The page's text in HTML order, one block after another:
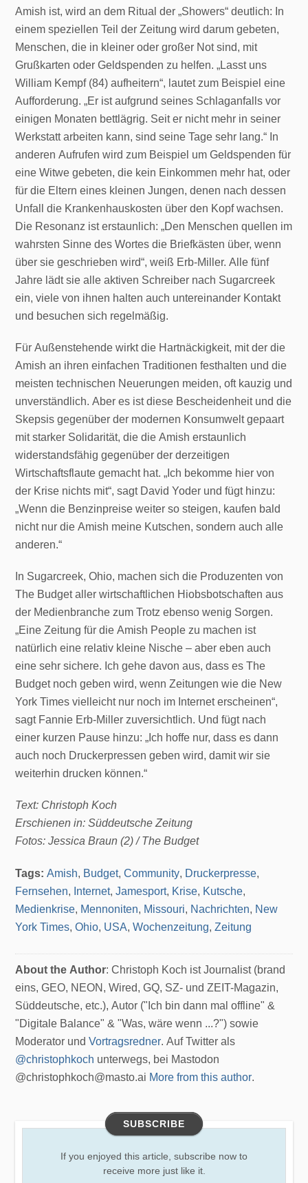
Amish ist, wird an dem Ritual der „Showers“ deutlich: In
einem speziellen Teil der Zeitung wird darum gebeten,
Menschen, die in kleiner oder großer Not sind, mit
Grußkarten oder Geldspenden zu helfen. „Lasst uns
William Kempf (84) aufheitern“, lautet zum Beispiel eine
Aufforderung. „Er ist aufgrund seines Schlaganfalls vor
einigen Monaten bettlägrig. Seit er nicht mehr in seiner
Werkstatt arbeiten kann, sind seine Tage sehr lang.“ In
anderen Aufrufen wird zum Beispiel um Geldspenden für
eine Witwe gebeten, die kein Einkommen mehr hat, oder
für die Eltern eines kleinen Jungen, denen nach dessen
Unfall die Krankenhauskosten über den Kopf wachsen.
Die Resonanz ist erstaunlich: „Den Menschen quellen im
wahrsten Sinne des Wortes die Briefkästen über, wenn
über sie geschrieben wird“, weiß Erb-Miller. Alle fünf
Jahre lädt sie alle aktiven Schreiber nach Sugarcreek
ein, viele von ihnen halten auch untereinander Kontakt
und besuchen sich regelmäßig.
Für Außenstehende wirkt die Hartnäckigkeit, mit der die
Amish an ihren einfachen Traditionen festhalten und die
meisten technischen Neuerungen meiden, oft kauzig und
unverständlich. Aber es ist diese Bescheidenheit und die
Skepsis gegenüber der modernen Konsumwelt gepaart
mit starker Solidarität, die die Amish erstaunlich
widerstandsfähig gegenüber der derzeitigen
Wirtschaftsflaute gemacht hat. „Ich bekomme hier von
der Krise nichts mit“, sagt David Yoder und fügt hinzu:
„Wenn die Benzinpreise weiter so steigen, kaufen bald
nicht nur die Amish meine Kutschen, sondern auch alle
anderen.“
In Sugarcreek, Ohio, machen sich die Produzenten von
The Budget aller wirtschaftlichen Hiobsbotschaften aus
der Medienbranche zum Trotz ebenso wenig Sorgen.
„Eine Zeitung für die Amish People zu machen ist
natürlich eine relativ kleine Nische – aber eben auch
eine sehr sichere. Ich gehe davon aus, dass es The
Budget noch geben wird, wenn Zeitungen wie die New
York Times vielleicht nur noch im Internet erscheinen“,
sagt Fannie Erb-Miller zuversichtlich. Und fügt nach
einer kurzen Pause hinzu: „Ich hoffe nur, dass es dann
auch noch Druckerpressen geben wird, damit wir sie
weiterhin drucken können.“
Text: Christoph Koch
Erschienen in: Süddeutsche Zeitung
Fotos: Jessica Braun (2) / The Budget
Tags:Amish, Budget,Community, Druckerpresse,
Fernsehen, Internet,Jamesport, Krise, Kutsche,
Medienkrise, Mennoniten, Missouri, Nachrichten, New
York Times,Ohio, USA,Wochenzeitung,Zeitung
About the Author: Christoph Koch ist Journalist (brand
eins, GEO, NEON, Wired, GQ, SZ- und ZEIT-Magazin,
Süddeutsche, etc.), Autor ("Ich bin dann mal offline" &
"Digitale Balance" & "Was, wäre wenn ...?") sowie
Moderator undVortragsredner. Auf Twitter als
@christophkoch unterwegs, bei Mastodon
@christophkoch@masto.ai More from this author.
SUBSCRIBE
If you enjoyed this article, subscribe now to
receive more just like it.